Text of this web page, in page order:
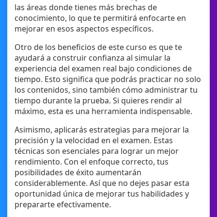
las áreas donde tienes más brechas de
conocimiento, lo que te permitirá enfocarte en
mejorar en esos aspectos específicos.
Otro de los beneficios de este curso es que te
ayudará a construir confianza al simular la
experiencia del examen real bajo condiciones de
tiempo. Esto significa que podrás practicar no solo
los contenidos, sino también cómo administrar tu
tiempo durante la prueba. Si quieres rendir al
máximo, esta es una herramienta indispensable.
Asimismo, aplicarás estrategias para mejorar la
precisión y la velocidad en el examen. Estas
técnicas son esenciales para lograr un mejor
rendimiento. Con el enfoque correcto, tus
posibilidades de éxito aumentarán
considerablemente. Así que no dejes pasar esta
oportunidad única de mejorar tus habilidades y
prepararte efectivamente.